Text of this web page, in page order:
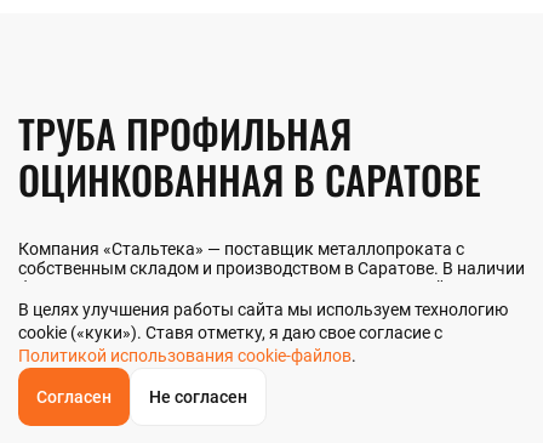
ОБРАТНЫЙЗВОНОК
ТРУБА ПРОФИЛЬНАЯ
ОЦИНКОВАННАЯ В САРАТОВЕ
Компания «Стальтека» — поставщик металлопроката с
собственным складом и производством в Саратове. В наличии
более 130 видов металлопроката и 70 наименований
металлоизделий — черный, цветной и нержавеющий прокат
любых типоразмеров. Мы реализуем трубу профильную
оцинкованную как оптом, так и в розницу прямо со склада из
наличия или под заказ. Контроль качества на всех этапах — от
входного анализа до отгрузки.
Главная
В целях улучшения работы сайта мы используем технологию
cookie («куки»). Ставя отметку, я даю свое согласие с
Политикой использования cookie-файлов.
Согласен Не согласен